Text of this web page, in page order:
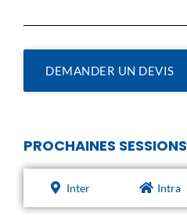
DEMANDER UN DEVIS
PROCHAINES SESSIONS
Inter Intra